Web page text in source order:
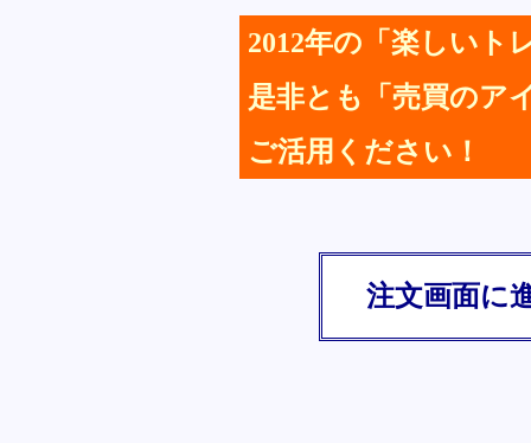
2012年の「楽しいト
是非とも「売買のア
ご活用ください！
注文画面に